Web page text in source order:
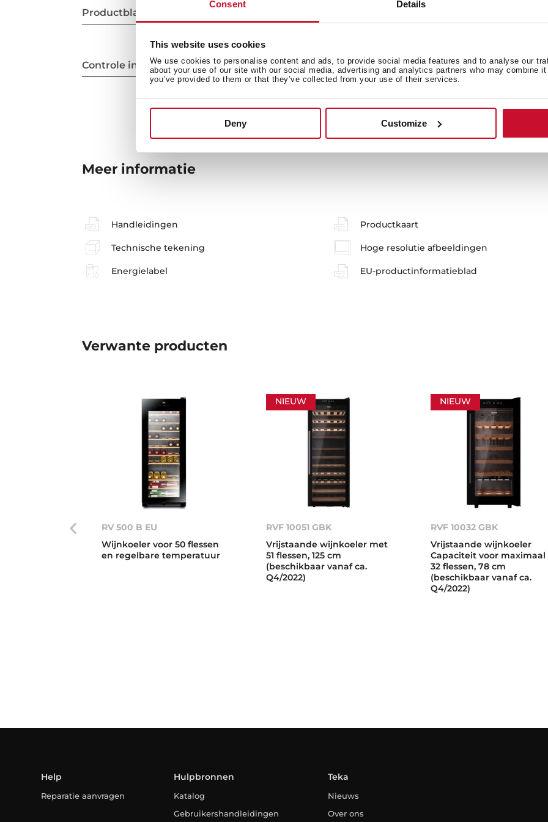
Consent Details
This website uses cookies
We use cookies to personalise content and ads, to provide social media features and to analyse our
about your use of our site with our social media, advertising and analytics partners who may combine
you’ve provided to them or that they’ve collected from your use of their services.
Deny Customize
Productblad
Controle indicatie lichten Uitrusting
Meer informatie
Handleidingen Productkaart
Technische tekening Hoge resolutie afbeeldingen
Energielabel EU-productinformatieblad
Verwante producten
RV 500 B EU
Wijnkoeler voor 50 flessen
en regelbare temperatuur
NIEUW
RVF 10051 GBK
Vrijstaande wijnkoeler met
51 flessen, 125 cm
(beschikbaar vanaf ca.
Q4/2022)
NIEUW
RVF 10032 GBK
Vrijstaande wijnkoeler
Capaciteit voor maximaal
32 flessen, 78 cm
(beschikbaar vanaf ca.
Q4/2022)
Help
Reparatie aanvragen
Hulpbronnen
Katalog
Gebruikershandleidingen
Teka
Nieuws
Over ons